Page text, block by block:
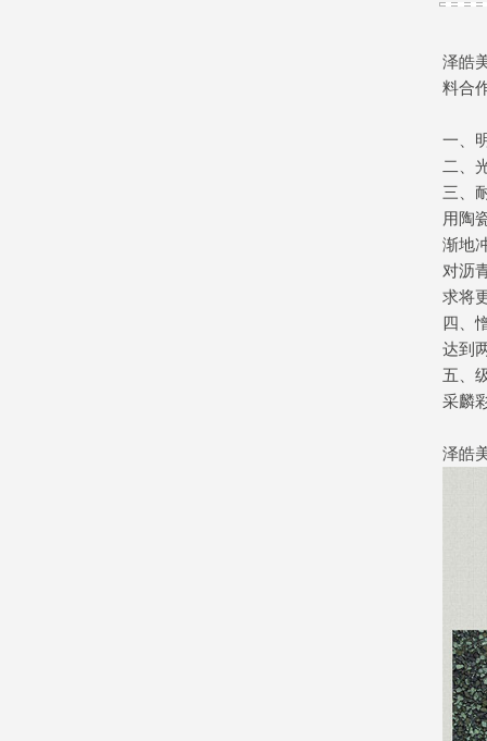
泽皓
料合
一、
二、
三、
用陶
渐地
对沥
求将
四、
达到
五、
采麟
泽皓